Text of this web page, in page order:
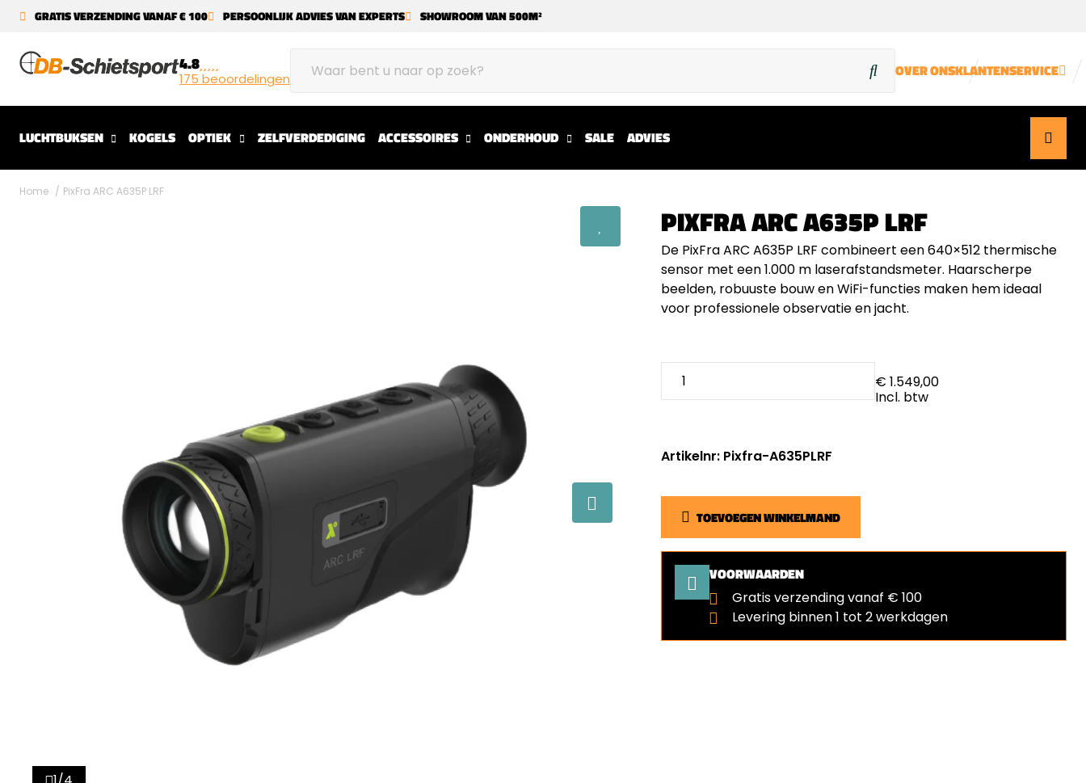
GRATIS VERZENDING VANAF € 100 PERSOONLIJK ADVIES VAN EXPERTS SHOWROOM VAN 500M²
4.8
175 beoordelingen OVER ONSKLANTENSERVICE
LUCHTBUKSEN KOGELS OPTIEK ZELFVERDEDIGING ACCESSOIRES ONDERHOUD SALE ADVIES
Home PixFra ARC A635P LRF
PIXFRA ARC A635P LRF
De PixFra ARC A635P LRF combineert een 640×512 thermische
sensor met een 1.000 m laserafstandsmeter. Haarscherpe
beelden, robuuste bouw en WiFi-functies maken hem ideaal
voor professionele observatie en jacht.
€ 1.549,00
Incl. btw
Artikelnr: Pixfra-A635PLRF
TOEVOEGEN WINKELMAND
VOORWAARDEN
Gratis verzending vanaf € 100
Levering binnen 1 tot 2 werkdagen